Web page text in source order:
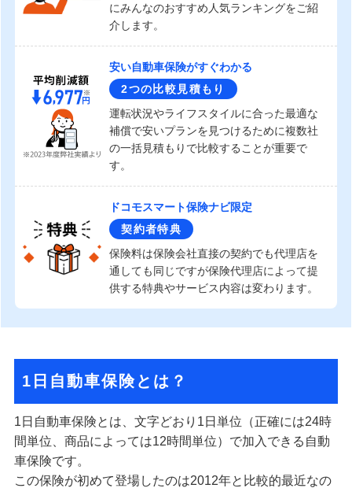
にみんなのおすすめ人気ランキングをご紹
介します。
安い自動車保険がすぐわかる
2つの比較見積もり
運転状況やライフスタイルに合った最適な
補償で安いプランを見つけるために複数社
の一括見積もりで比較することが重要で
す。
ドコモスマート保険ナビ限定
契約者特典
保険料は保険会社直接の契約でも代理店を
通しても同じですが保険代理店によって提
供する特典やサービス内容は変わります。
1日自動車保険とは？
1日自動車保険とは、文字どおり1日単位（正確には24時
間単位、商品によっては12時間単位）で加入できる自動
車保険です。
この保険が初めて登場したのは2012年と比較的最近なの